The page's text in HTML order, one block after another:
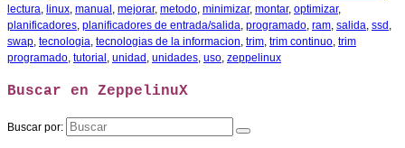
lectura linux manual mejorar, metodo minimizar, montar, optimizar,
planificadores planificadores de entrada/salida programado ram salida ssd
swap tecnologia tecnologias de la informacion trim trim continuo trim
programado tutorial unidad unidades uso zeppelinux
Buscar en ZeppelinuX
Buscar por: